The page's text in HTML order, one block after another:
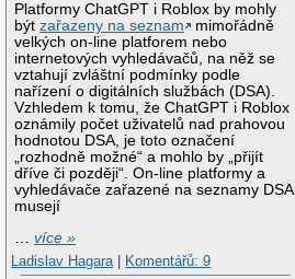
Platformy ChatGPT i Roblox by mohly
býtzařazeny na seznam
mimořádně
velkých on-line platforem nebo
internetových vyhledávačů, na něž se
vztahují zvláštní podmínky podle
nařízení o digitálních službách (DSA).
Vzhledem k tomu, že ChatGPT i Roblox
oznámily počet uživatelů nad prahovou
hodnotou DSA, je toto označení
„rozhodně možné“ a mohlo by „přijít
dříve či později“. On-line platformy a
vyhledávače zařazené na seznamy DSA
musejí
…více »
Ladislav Hagara| Komentářů: 9